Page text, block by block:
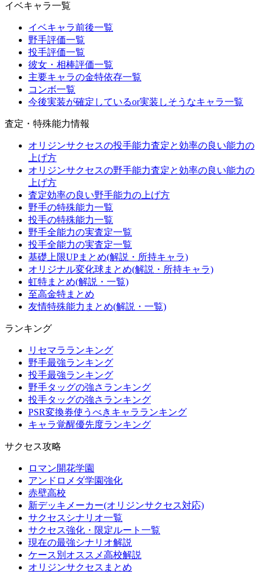
イベキャラ一覧
イベキャラ前後一覧
野手評価一覧
投手評価一覧
彼女・相棒評価一覧
主要キャラの金特依存一覧
コンボ一覧
今後実装が確定しているor実装しそうなキャラ一覧
査定・特殊能力情報
オリジンサクセスの投手能力査定と効率の良い能力の
上げ方
オリジンサクセスの野手能力査定と効率の良い能力の
上げ方
査定効率の良い野手能力の上げ方
野手の特殊能力一覧
投手の特殊能力一覧
野手全能力の実査定一覧
投手全能力の実査定一覧
基礎上限UPまとめ(解説・所持キャラ)
オリジナル変化球まとめ(解説・所持キャラ)
虹特まとめ(解説・一覧)
至高金特まとめ
友情特殊能力まとめ(解説・一覧)
ランキング
リセマラランキング
野手最強ランキング
投手最強ランキング
野手タッグの強さランキング
投手タッグの強さランキング
PSR変換券使うべきキャラランキング
キャラ覚醒優先度ランキング
サクセス攻略
ロマン開花学園
アンドロメダ学園強化
赤壁高校
新デッキメーカー(オリジンサクセス対応)
サクセスシナリオ一覧
サクセス強化・限定ルート一覧
現在の最強シナリオ解説
ケース別オススメ高校解説
オリジンサクセスまとめ